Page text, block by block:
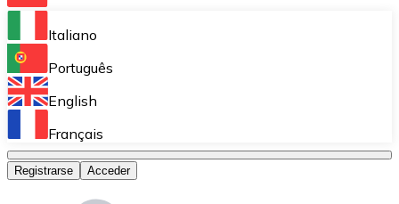
Bitnovo Ramp
Integra nuestra solución en tu plataforma.
Bitnovo Giftcards
Bitnovo OTC
Italiano
Português
English
Français
Registrarse Acceder